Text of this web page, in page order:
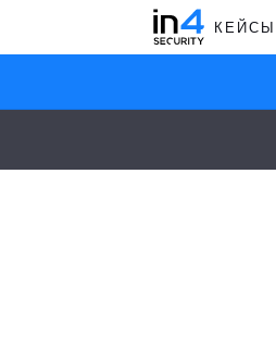
КЕЙСЫ